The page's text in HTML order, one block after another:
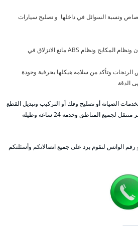
ونسبة السوائل في داخلها و تصليح سيارات
صيانة أنظمة التشغيل وأنظمة الأمان ونظام المكابح ونظام ABS مانع الانزلاق في
الرنجات وتأكد من سلامه هيكلها بحرفية وجودة
الدقة
الصيانة أو تصليح وفك أو التركيب وتبديل القطع
بحرفية كادرنا المميز مع توفير بنشر متنقل لجميع المناطق وخدمة 24 ساعة وطيلة
رقم الواتس لنقوم برد على جميع اتصالاتكم وأسئلتكم